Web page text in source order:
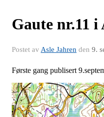
Gaute nr.11 i
Postet av Asle Jahren den 9.
Første gang publisert